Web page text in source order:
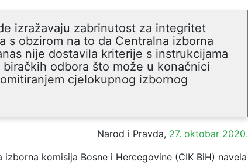
izražavaju zabrinutost za integritet
s obzirom na to da Centralna izborna
nije dostavila kriterije s instrukcijama
odbora što može u konačnici
cjelokupnog izbornog
Narod i Pravda, 27. oktobar 2020.
komisija Bosne i Hercegovine (CIK BiH) navela